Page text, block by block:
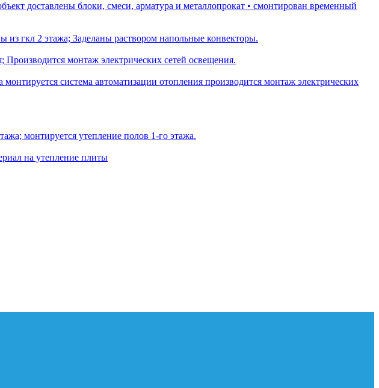
доставлены блоки, смеси, арматура и металлопрокат •⁠ ⁠⁠смонтирован временный
гкл 2 этажа; Заделаны раствором напольные конвекторы.
монтаж электрических сетей освещения.
система автоматизации отопления производится монтаж электрических
монтируется утепление полов 1-го этажа.
на утепление плиты